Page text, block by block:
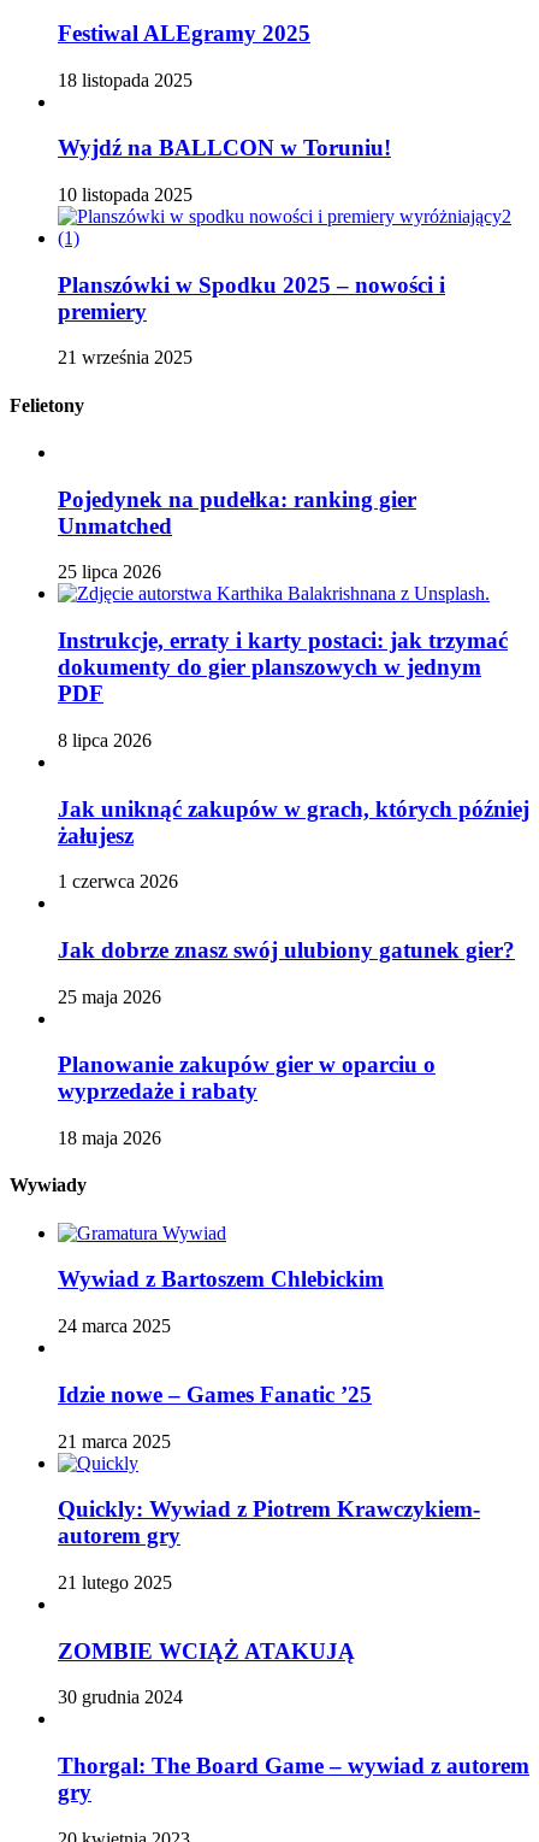
Festiwal ALEgramy 2025
18 listopada 2025
Wyjdź na BALLCON w Toruniu!
10 listopada 2025
Planszówki w Spodku 2025 – nowości i
premiery
21 września 2025
Felietony
Pojedynek na pudełka: ranking gier
Unmatched
25 lipca 2026
Instrukcje, erraty i karty postaci: jak trzymać
dokumenty do gier planszowych w jednym
PDF
8 lipca 2026
Jak uniknąć zakupów w grach, których później
żałujesz
1 czerwca 2026
Jak dobrze znasz swój ulubiony gatunek gier?
25 maja 2026
Planowanie zakupów gier w oparciu o
wyprzedaże i rabaty
18 maja 2026
Wywiady
Wywiad z Bartoszem Chlebickim
24 marca 2025
Idzie nowe – Games Fanatic ’25
21 marca 2025
Quickly: Wywiad z Piotrem Krawczykiem-
autorem gry
21 lutego 2025
ZOMBIE WCIĄŻ ATAKUJĄ
30 grudnia 2024
Thorgal: The Board Game – wywiad z autorem
gry